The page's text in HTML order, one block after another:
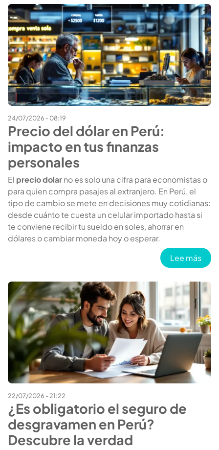
24/07/2026 - 08:19
Precio del dólar en Perú:
impacto en tus finanzas
personales
El precio dolarno es solo una cifra para economistas o
para quien compra pasajes al extranjero. En Perú, el
tipo de cambio se mete en decisiones muy cotidianas:
desde cuánto te cuesta un celular importado hasta si
te conviene recibir tu sueldo en soles, ahorrar en
dólares o cambiar moneda hoy o esperar.
Lee más
22/07/2026 - 21:22
¿Es obligatorio el seguro de
desgravamen en Perú?
Descubre la verdad